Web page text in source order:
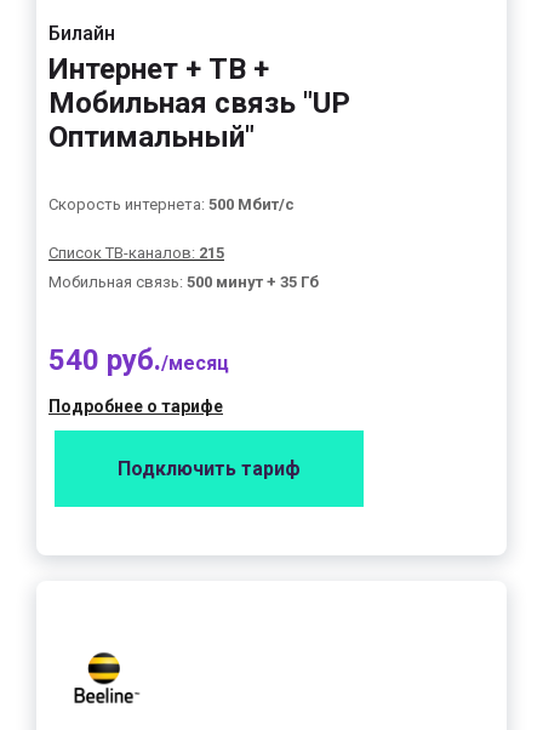
Билайн
Интернет + ТВ +
Мобильная связь "UP
Оптимальный"
Скорость интернета: 500 Мбит/с
Список ТВ-каналов: 215
Мобильная связь: 500 минут + 35 Гб
540 руб./месяц
Подробнее о тарифе
Подключить тариф